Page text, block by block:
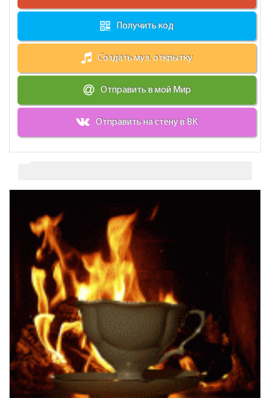
Получить код
Создать муз. открытку
Отправить в мой Мир
Отправить на стену в ВК